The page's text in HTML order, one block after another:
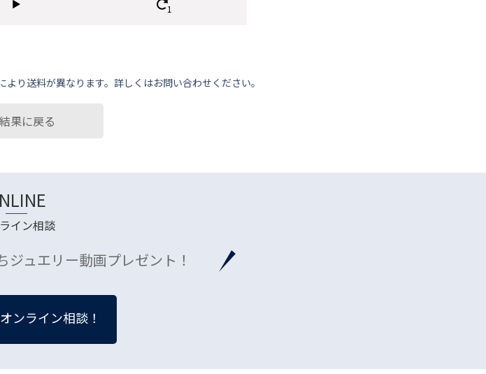
り送料が異なります。詳しくはお問い合わせください。
果に戻る
イン相談
ジュエリー動画プレゼント！
オンライン相談！